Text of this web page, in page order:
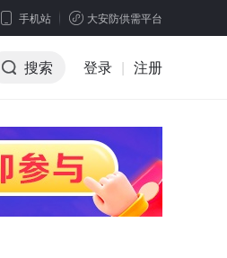
手机站 大安防供需平台
搜索 登录 | 注册